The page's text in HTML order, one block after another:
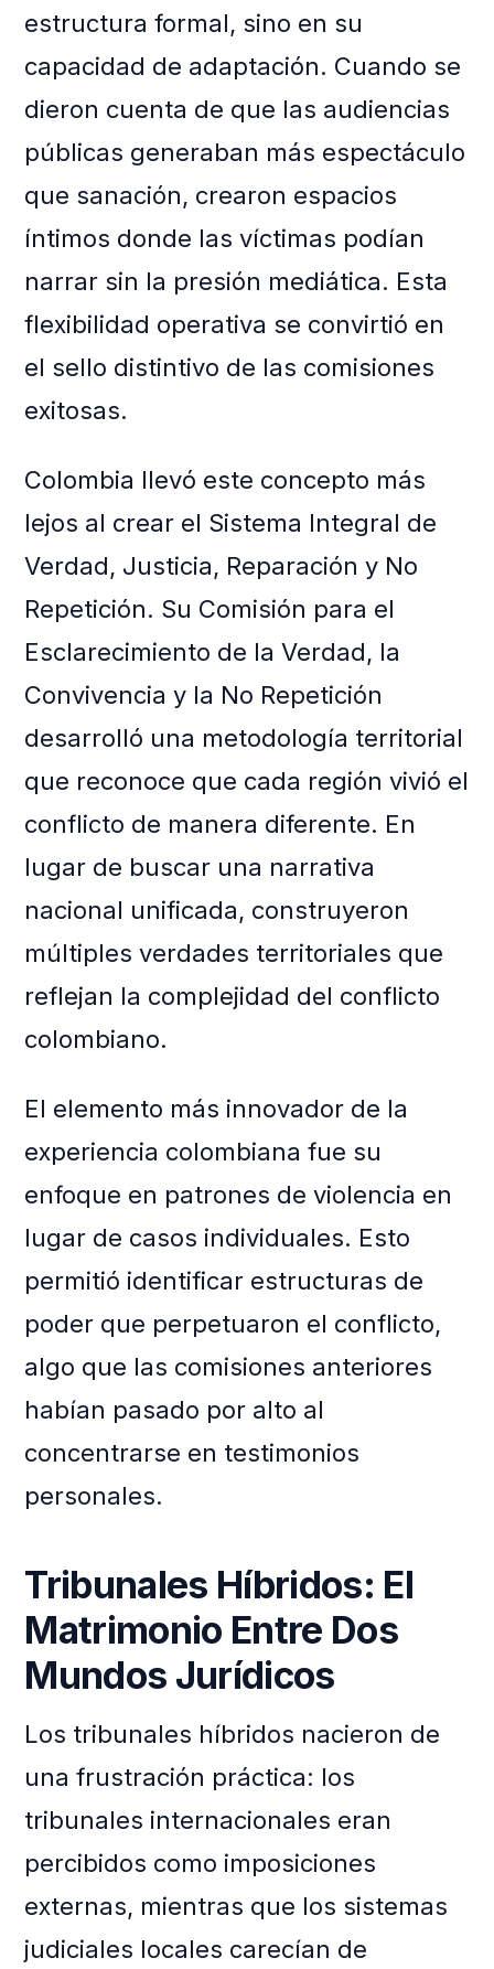
estructura formal, sino en su
capacidad de adaptación. Cuando se
dieron cuenta de que las audiencias
públicas generaban más espectáculo
que sanación, crearon espacios
íntimos donde las víctimas podían
narrar sin la presión mediática. Esta
flexibilidad operativa se convirtió en
el sello distintivo de las comisiones
exitosas.
Colombia llevó este concepto más
lejos al crear el Sistema Integral de
Verdad, Justicia, Reparación y No
Repetición. Su Comisión para el
Esclarecimiento de la Verdad, la
Convivencia y la No Repetición
desarrolló una metodología territorial
que reconoce que cada región vivió el
conflicto de manera diferente. En
lugar de buscar una narrativa
nacional unificada, construyeron
múltiples verdades territoriales que
reflejan la complejidad del conflicto
colombiano.
El elemento más innovador de la
experiencia colombiana fue su
enfoque en patrones de violencia en
lugar de casos individuales. Esto
permitió identificar estructuras de
poder que perpetuaron el conflicto,
algo que las comisiones anteriores
habían pasado por alto al
concentrarse en testimonios
personales.
Tribunales Híbridos: El
Matrimonio Entre Dos
Mundos Jurídicos
Los tribunales híbridos nacieron de
una frustración práctica: los
tribunales internacionales eran
percibidos como imposiciones
externas, mientras que los sistemas
judiciales locales carecían de